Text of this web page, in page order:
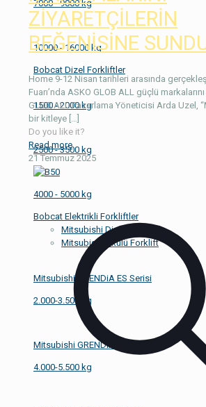
7000 - 9000 kg
10000 - 16000 kg
Bobcat Dizel Forkliftler
1500 - 2000 kg
2500 - 3500 kg
4000 - 5000 kg
Bobcat Elektrikli Forkliftler
Mitsubishi Dizel Forklift
Mitsubishi Akülü Forklift
Mitsubishi GRENDiA ES Serisi
2.000-3.500 kg
Mitsubishi GRENDiA EX Serisi
4.000-5.500 kg
ZİYARETÇİLERİN
BEĞENİSİNE
Home 9-12 Nisan tarihleri arasında
Fuarı’nda ASKO GLOB ALL güçlü
GLOB ALL Pazarlama Yöneticisi Arda Uzel,
bir kitleye […]
Do you like it?
Read more
21 Temmuz 2025